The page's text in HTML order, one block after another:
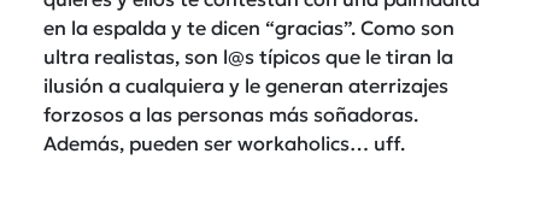
en la espalda y te dicen “gracias”. Como son
ultra realistas, son l@s típicos que le tiran la
ilusión a cualquiera y le generan aterrizajes
forzosos a las personas más soñadoras.
Además, pueden ser workaholics… uff.